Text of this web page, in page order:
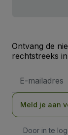
Ontvang de
rechtstreeks
mailadres
Meld je aan
Door in te